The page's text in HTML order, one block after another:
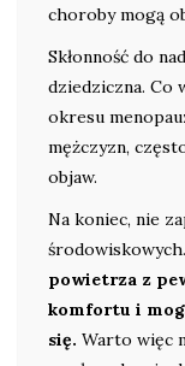
choroby mogą
Skłonność do
dziedziczna. Co
okresu
mężczyzn,
objaw.
Na koniec, nie
środowiskowych.
powietrza z
komfortu i
się. Warto więc